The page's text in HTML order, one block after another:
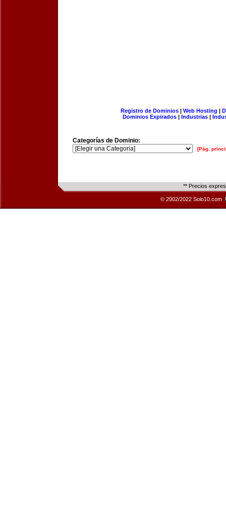
Registro de Dominios| Web Hosting |
Dominios Expirados | Industrias |
Categorías de Dominio:
[Pág.
** Precios
© 2002/2022 Solo10.com